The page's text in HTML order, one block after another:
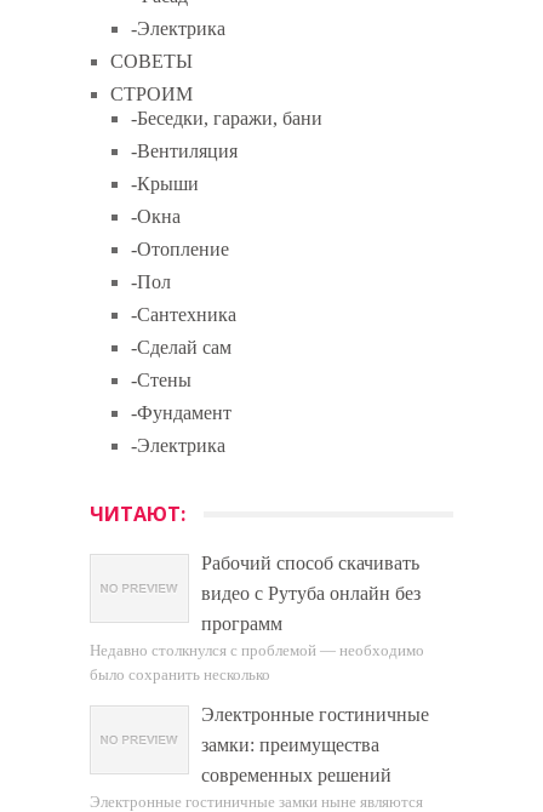
-Электрика
СОВЕТЫ
СТРОИМ
-Беседки, гаражи, бани
-Вентиляция
-Крыши
-Окна
-Отопление
-Пол
-Сантехника
-Сделай сам
-Стены
-Фундамент
-Электрика
ЧИТАЮТ:
Рабочий способ скачивать
видео с Рутуба онлайн без
программ
Недавно столкнулся с проблемой — необходимо
было сохранить несколько
Электронные гостиничные
замки: преимущества
современных решений
Электронные гостиничные замки ныне являются